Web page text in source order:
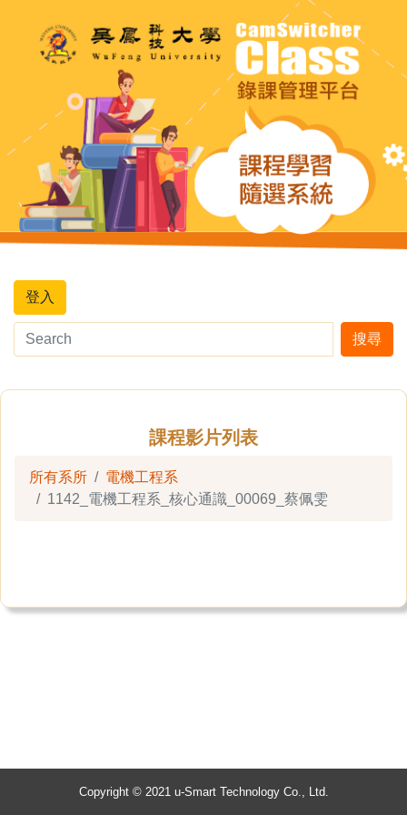
登入
搜尋
課程影片列表
所有系所
電機工程系
1142_電機工程系_核心通識_00069_蔡佩雯
Copyright © 2021 u-Smart Technology Co., Ltd.